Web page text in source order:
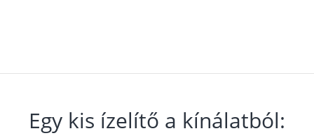
Egy kis ízelítő a kínálatból: